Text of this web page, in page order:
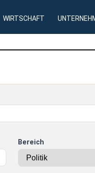
WIRTSCHAFT
Bereich